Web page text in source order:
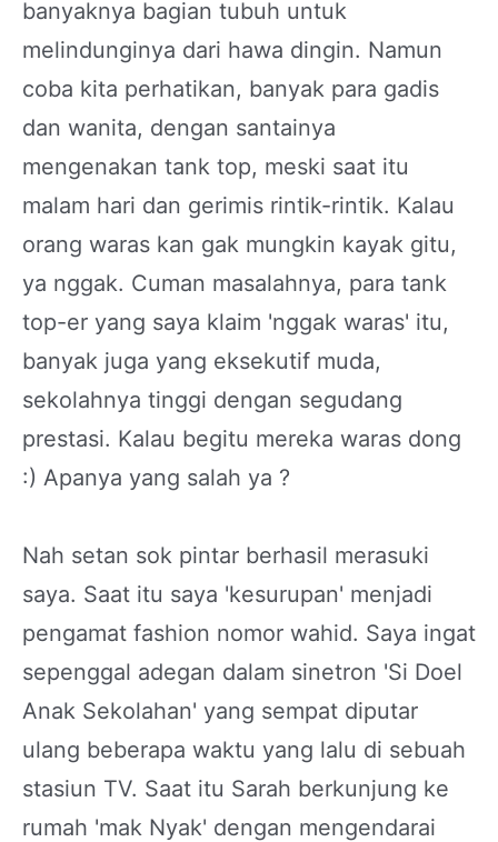
banyaknya bagian tubuh untuk
melindunginya dari hawa dingin. Namun
coba kita perhatikan, banyak para gadis
dan wanita, dengan santainya
mengenakan tank top, meski saat itu
malam hari dan gerimis rintik-rintik. Kalau
orang waras kan gak mungkin kayak gitu,
ya nggak. Cuman masalahnya, para tank
top-er yang saya klaim 'nggak waras' itu,
banyak juga yang eksekutif muda,
sekolahnya tinggi dengan segudang
prestasi. Kalau begitu mereka waras dong
:) Apanya yang salah ya ?
Nah setan sok pintar berhasil merasuki
saya. Saat itu saya 'kesurupan' menjadi
pengamat fashion nomor wahid. Saya ingat
sepenggal adegan dalam sinetron 'Si Doel
Anak Sekolahan' yang sempat diputar
ulang beberapa waktu yang lalu di sebuah
stasiun TV. Saat itu Sarah berkunjung ke
rumah 'mak Nyak' dengan mengendarai